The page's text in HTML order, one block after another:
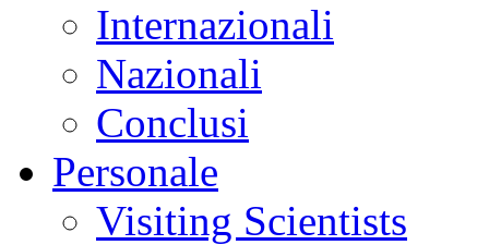
Internazionali
Nazionali
Conclusi
Personale
Visiting Scientists